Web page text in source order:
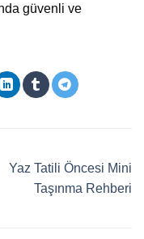
güvenli ve
Yaz Tatili Öncesi Mini
Taşınma Rehberi